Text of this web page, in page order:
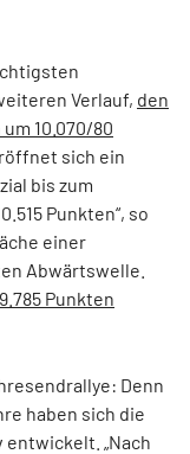
Verlauf, den
10.070/80
sich ein
bis zum
Punkten“, so
einer
Abwärtswelle.
Punkten
Denn
haben sich die
„Nach